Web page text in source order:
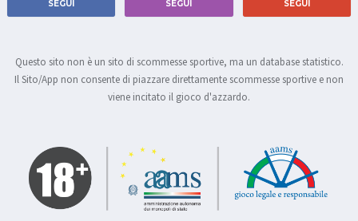
SEGUI SEGUI SEGUI
Questo sito non è un sito di scommesse sportive, ma un database statistico.
Il Sito/App non consente di piazzare direttamente scommesse sportive e non
viene incitato il gioco d'azzardo.